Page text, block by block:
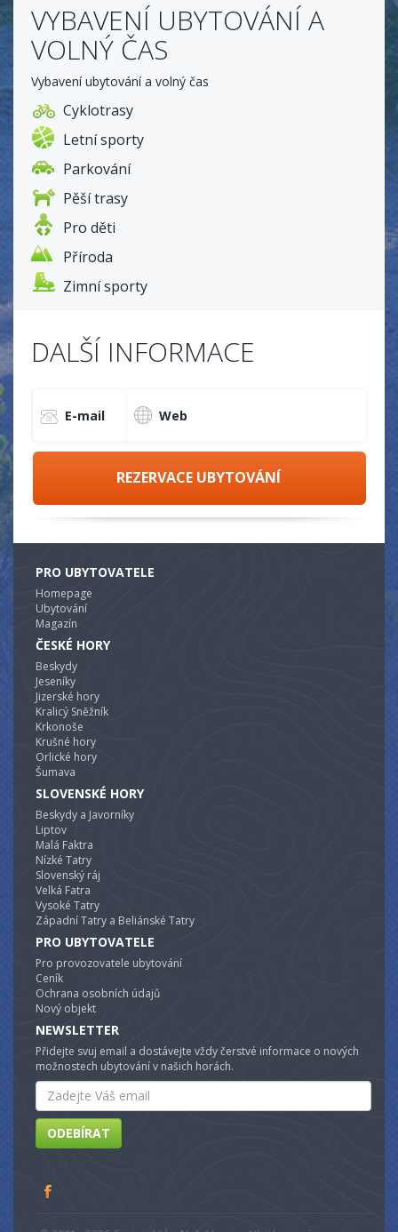
VYBAVENÍ UBYTOVÁNÍ A
VOLNÝ ČAS
Vybavení ubytování a volný čas
Cyklotrasy
Letní sporty
Parkování
Pěší trasy
Pro děti
Příroda
Zimní sporty
DALŠÍ INFORMACE
E-mail Web
REZERVACE UBYTOVÁNÍ
PRO UBYTOVATELE
Homepage
Ubytování
Magazín
ČESKÉ HORY
Beskydy
Jeseníky
Jizerské hory
Kralicý Sněžník
Krkonoše
Krušné hory
Orlické hory
Šumava
SLOVENSKÉ HORY
Beskydy a Javorníky
Liptov
Malá Faktra
Nízké Tatry
Slovenský ráj
Velká Fatra
Vysoké Tatry
Západní Tatry a Beliánské Tatry
PRO UBYTOVATELE
Pro provozovatele ubytování
Ceník
Ochrana osobních údajů
Nový objekt
NEWSLETTER
Přidejte svuj email a dostávejte vždy čerstvé informace o nových
možnostech ubytování v našich horách.
Email
ODEBÍRAT